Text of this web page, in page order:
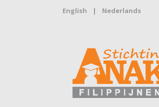
English | Nederlands